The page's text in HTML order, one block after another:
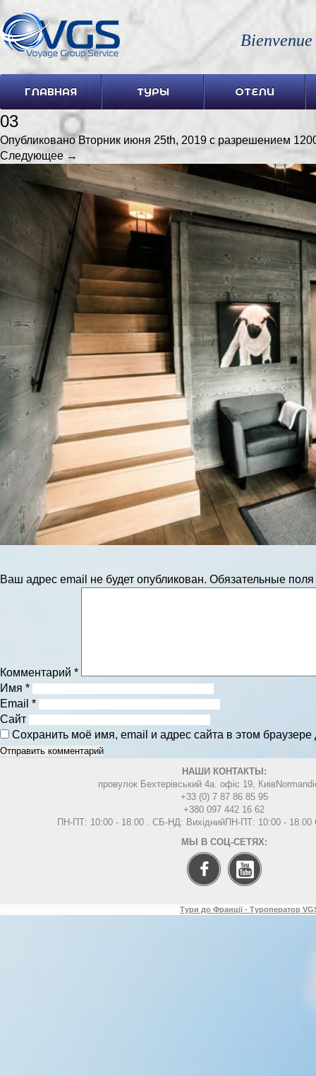
ГЛАВНАЯ ТУРЫ ОТЕЛИ
03
ОпубликованоВторник июня 25th, 2019 с разрешением
Следующее →
Ваш адрес email не будет опубликован. Обязательные
Комментарий *
Имя *
Email *
Сайт
Сохранить моё имя, email и адрес сайта в этом
НАШИ КОНТАКТЫ:
провулок Бехтерівський 4а. офіс 19, Киів
+33 (0) 7 87 86 85 95
+380 097 442 16 62
ПН-ПТ: 10:00 - 18.00 . СБ-НД: ВихіднийПН-ПТ: 10:00 -
МЫ В СОЦ-СЕТЯХ:
Тури до Франції - Туроператор